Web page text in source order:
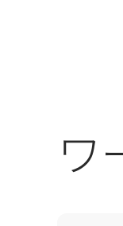
ワ